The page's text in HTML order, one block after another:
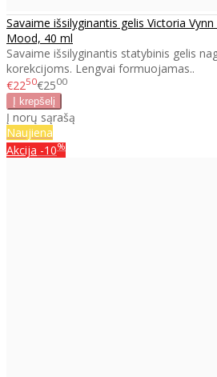
Savaime išsilyginantis gelis Victoria
Mood, 40 ml
Savaime išsilyginantis statybinis gelis
korekcijoms. Lengvai formuojamas..
€2250€2500
Į norų sąrašą
Naujiena
Akcija -10%